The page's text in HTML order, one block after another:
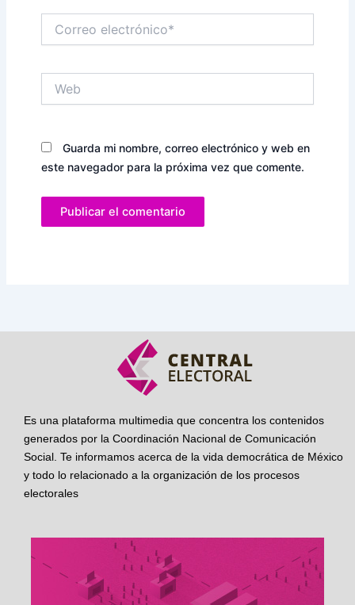
electrónico*
Guarda mi nombre, correo electrónico y web en
este navegador para la próxima vez que comente.
Es una plataforma multimedia que concentra los contenidos
generados por la Coordinación Nacional de Comunicación
Social. Te informamos acerca de la vida democrática de México
y todo lo relacionado a la organización de los procesos
electorales